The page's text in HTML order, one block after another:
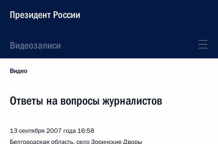
Президент России
Видеозаписи
Видео
Ответы на вопросы журналистов
13 сентября 2007 года 16:58
Белгородская область, село Зоринские Дворы